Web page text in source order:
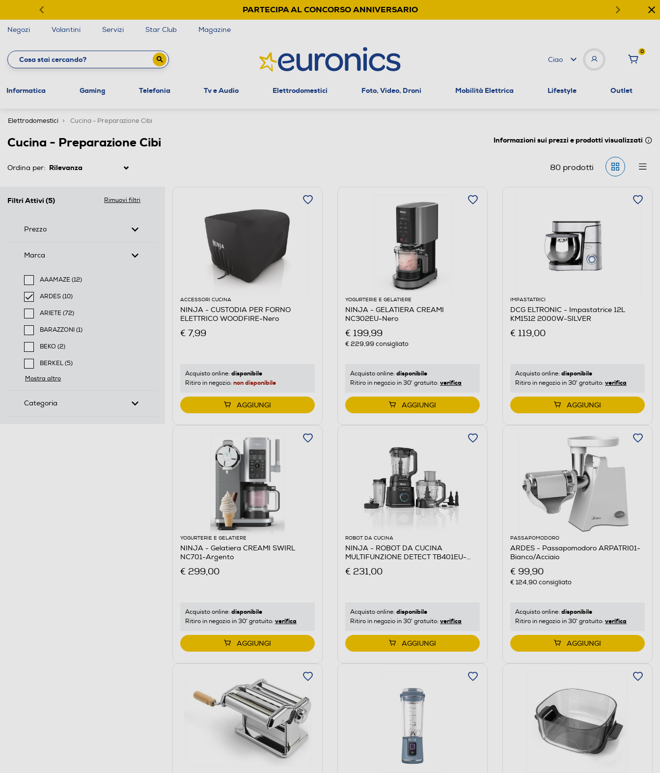
PARTECIPA AL CONCORSO ANNIVERSARIO
Negozi Volantini Servizi Star Club Magazine
Ciao
0
Informatica Gaming Telefonia Tv e Audio Elettrodomestici Foto, Video, Droni Mobilità Elettrica Lifestyle Outlet
Elettrodomestici Cucina - Preparazione Cibi
Cucina - Preparazione Cibi Informazioni sui prezzi e prodotti visualizzati
Ordina per: 80 prodotti
Filtri Attivi (5) Rimuovi filtri
Prezzo
Marca
AAAMAZE (12)
Filtra per Marca: AAAMAZE
ARDES (10)
selected Filtro applicato per Marca: ARDES
ARIETE (72)
Filtra per Marca: ARIETE
BARAZZONI (1)
Filtra per Marca: BARAZZONI
BEKO (2)
Filtra per Marca: BEKO
BERKEL (5)
Filtra per Marca: BERKEL
Mostra altro
Categoria
ACCESSORI CUCINA
NINJA - CUSTODIA PER FORNO
ELETTRICO WOODFIRE-Nero
€ 7,99
Acquisto online: disponibile
Ritiro in negozio: non disponibile
AGGIUNGI
YOGURTERIE E GELATIERE
NINJA - GELATIERA CREAMI
NC302EU-Nero
€ 199,99
€ 229,99 consigliato
Acquisto online: disponibile
Ritiro in negozio in 30' gratuito: verifica
AGGIUNGI
IMPASTATRICI
DCG ELTRONIC - Impastatrice 12L
KM1512 2000W-SILVER
€ 119,00
Acquisto online: disponibile
Ritiro in negozio in 30' gratuito: verifica
AGGIUNGI
YOGURTERIE E GELATIERE
NINJA - Gelatiera CREAMI SWIRL
NC701-Argento
€ 299,00
Acquisto online: disponibile
Ritiro in negozio in 30' gratuito: verifica
AGGIUNGI
ROBOT DA CUCINA
NINJA - ROBOT DA CUCINA
MULTIFUNZIONE DETECT TB401EU-
€ 231,00
Acquisto online: disponibile
Ritiro in negozio in 30' gratuito: verifica
AGGIUNGI
PASSAPOMODORO
ARDES - Passapomodoro ARPATRI01-
Bianco/Acciaio
€ 99,90
€ 124,90consigliato
Acquisto online: disponibile
Ritiro in negozio in 30' gratuito: verifica
AGGIUNGI